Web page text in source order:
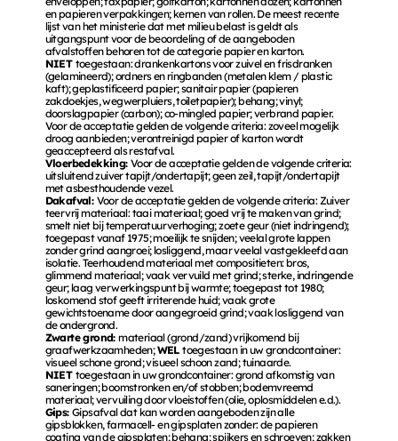
en papieren verpakkingen; kernen van rollen. De meest recente
lijst van het ministerie dat met milieu belast is geldt als
uitgangspunt voor de beoordeling of de aangeboden
afvalstoffen behoren tot de categorie papier en karton.
NIET toegestaan: drankenkartons voor zuivel en frisdranken
(gelamineerd); ordners en ringbanden (metalen klem / plastic
kaft); geplastificeerd papier; sanitair papier (papieren
zakdoekjes, wegwerpluiers, toiletpapier); behang; vinyl;
doorslagpapier (carbon); co-mingled papier; verbrand papier.
Voor de acceptatie gelden de volgende criteria: zoveel mogelijk
droog aanbieden; verontreinigd papier of karton wordt
geaccepteerd als restafval.
Vloerbedekking: Voor de acceptatie gelden de volgende criteria:
uitsluitend zuiver tapijt/ondertapijt; geen zeil, tapijt/ondertapijt
met asbesthoudende vezel.
Dakafval: Voor de acceptatie gelden de volgende criteria: Zuiver
teervrij materiaal: taai materiaal; goed vrij te maken van grind;
smelt niet bij temperatuurverhoging; zoete geur (niet indringend);
toegepast vanaf 1975; moeilijk te snijden; veelal grote lappen
zonder grind aangroei; losliggend, maar veelal vastgekleefd aan
isolatie. Teerhoudend materiaal met compositieten: bros,
glimmend materiaal; vaak vervuild met grind; sterke, indringende
geur; laag verwerkingspunt bij warmte; toegepast tot 1980;
loskomend stof geeft irriterende huid; vaak grote
gewichtstoename door aangegroeid grind; vaak losliggend van
de ondergrond.
Zwarte grond: materiaal (grond/zand) vrijkomend bij
graafwerkzaamheden; WEL toegestaan in uw grondcontainer:
visueel schone grond; visueel schoon zand; tuinaarde.
NIET toegestaan in uw grondcontainer: grond afkomstig van
saneringen; boomstronken en/of stobben; bodemvreemd
materiaal; vervuiling door vloeistoffen (olie, oplosmiddelen e.d.).
Gips: Gipsafval dat kan worden aangeboden zijn alle
gipsblokken, farmacell- en gipsplaten zonder: de papieren
coating van de gipsplaten; behang; spijkers en schroeven; zakken